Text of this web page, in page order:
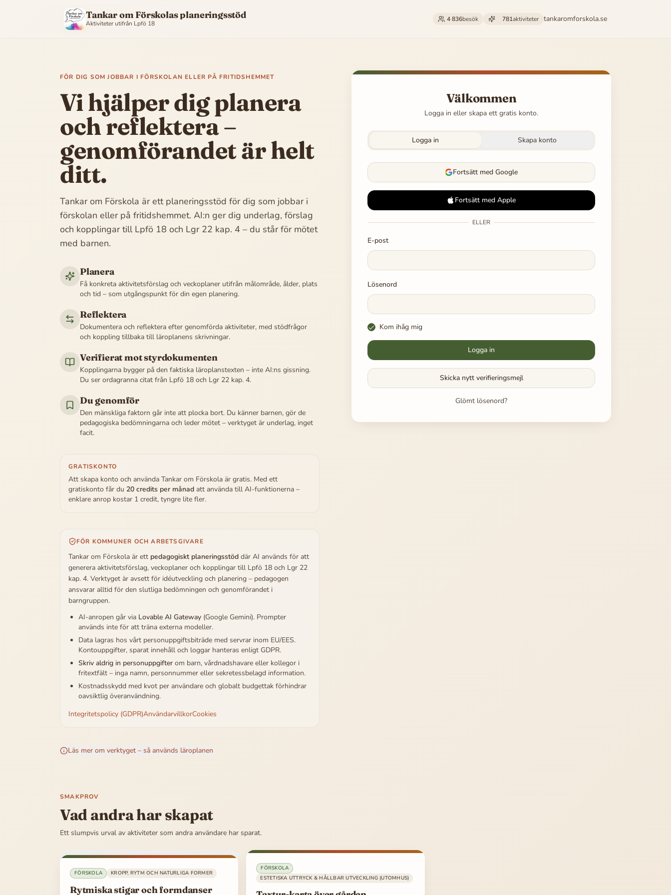
Tankar om Förskolas planeringsstöd
Aktiviteter utifrån Lpfö 18
4 836besök 781aktiviteter tankaromforskola.se
FÖR DIG SOM JOBBAR I FÖRSKOLAN ELLER PÅ FRITIDSHEMMET
Vi hjälper dig planera
och reflektera –
genomförandet är helt
ditt.
Tankar om Förskola är ett planeringsstöd för dig som jobbar i
förskolan eller på fritidshemmet. AI:n ger dig underlag, förslag
och kopplingar till Lpfö 18 och Lgr 22 kap. 4 – du står för mötet
med barnen.
Planera
Få konkreta aktivitetsförslag och veckoplaner utifrån målområde, ålder, plats
och tid – som utgångspunkt för din egen planering.
Reflektera
Dokumentera och reflektera efter genomförda aktiviteter, med stödfrågor
och koppling tillbaka till läroplanens skrivningar.
Verifierat mot styrdokumenten
Kopplingarna bygger på den faktiska läroplanstexten – inte AI:ns gissning.
Du ser ordagranna citat från Lpfö 18 och Lgr 22 kap. 4.
Du genomför
Den mänskliga faktorn går inte att plocka bort. Du känner barnen, gör de
pedagogiska bedömningarna och leder mötet – verktyget är underlag, inget
facit.
GRATISKONTO
Att skapa konto och använda Tankar om Förskola är gratis. Med ett
gratiskonto får du 20 credits per månad att använda till AI-funktionerna –
enklare anrop kostar 1 credit, tyngre lite fler.
FÖR KOMMUNER OCH ARBETSGIVARE
Tankar om Förskola är ett pedagogiskt planeringsstöd där AI används för att
generera aktivitetsförslag, veckoplaner och kopplingar till Lpfö 18 och Lgr 22
kap. 4. Verktyget är avsett för idéutveckling och planering – pedagogen
ansvarar alltid för den slutliga bedömningen och genomförandet i
barngruppen.
AI-anropen går via Lovable AI Gateway (Google Gemini). Prompter
används inte för att träna externa modeller.
Data lagras hos vårt personuppgiftsbiträde med servrar inom EU/EES.
Kontouppgifter, sparat innehåll och loggar hanteras enligt GDPR.
Skriv aldrig in personuppgifter om barn, vårdnadshavare eller kollegor i
fritextfält – inga namn, personnummer eller sekretessbelagd information.
Kostnadsskydd med kvot per användare och globalt budgettak förhindrar
oavsiktlig överanvändning.
Integritetspolicy (GDPR)AnvändarvillkorCookies
Läs mer om verktyget – så används läroplanen
Välkommen
Logga in eller skapa ett gratis konto.
Logga in Skapa konto
Fortsätt med Google
Fortsätt med Apple
ELLER
E-post
Lösenord
Kom ihåg mig
Logga in
Skicka nytt verifieringsmejl
Glömt lösenord?
SMAKPROV
Vad andra har skapat
Ett slumpvis urval av aktiviteter som andra användare har sparat.
FÖRSKOLA KROPP, RYTM OCH NATURLIGA FORMER
Rytmiska stigar och formdanser
FÖRSKOLA
ESTETISKA UTTRYCK & HÅLLBAR UTVECKLING (UTOMHUS)